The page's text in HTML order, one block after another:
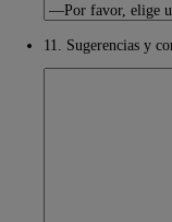
11. Sugerencias y